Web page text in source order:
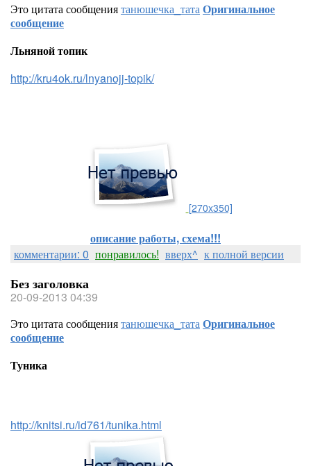
Это цитата сообщениятанюшечка_татаОригинальное
сообщение
Льняной топик
http://kru4ok.ru/lnyanojj-topik/
[270x350]
описание работы, схема!!!
комментарии: 0 понравилось! вверх^ к полной версии
Без заголовка
20-09-2013 04:39
Это цитата сообщениятанюшечка_татаОригинальное
сообщение
Туника
http://knitsi.ru/id761/tunika.html